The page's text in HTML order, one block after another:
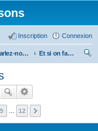
Connexion
Inscription
Parlez-nous de vous !
Et si on faisait les présentations
5 12